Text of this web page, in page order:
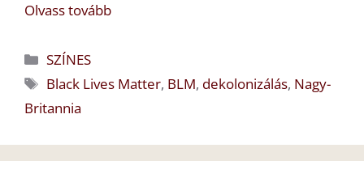
Olvass tovább
Kategória
SZÍNES
Címkék
Black Lives Matter, BLM, dekolonizálás, Nagy-
Britannia